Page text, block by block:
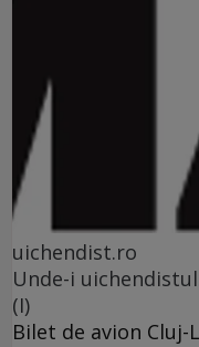
uichendist.ro
Unde-i
(I)
Bilet de avion Cluj-